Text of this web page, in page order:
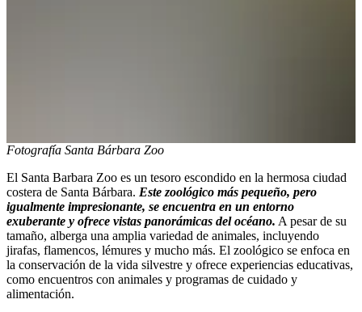
Fotografía Santa Bárbara Zoo
El Santa Barbara Zoo es un tesoro escondido en la hermosa ciudad
costera de Santa Bárbara. Este zoológico más pequeño, pero
igualmente impresionante, se encuentra en un entorno
exuberante y ofrece vistas panorámicas del océano. A pesar de su
tamaño, alberga una amplia variedad de animales, incluyendo
jirafas, flamencos, lémures y mucho más. El zoológico se enfoca en
la conservación de la vida silvestre y ofrece experiencias educativas,
como encuentros con animales y programas de cuidado y
alimentación.